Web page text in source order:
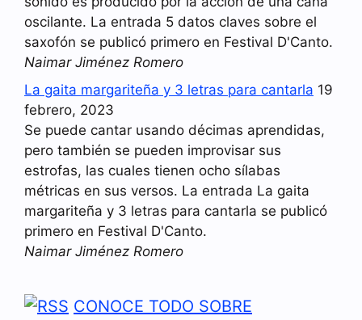
oscilante. La entrada 5 datos claves sobre el
saxofón se publicó primero en Festival D'Canto.
Naimar Jiménez Romero
La gaita margariteña y 3 letras para cantarla 19
febrero, 2023
Se puede cantar usando décimas aprendidas,
pero también se pueden improvisar sus
estrofas, las cuales tienen ocho sílabas
métricas en sus versos. La entrada La gaita
margariteña y 3 letras para cantarla se publicó
primero en Festival D'Canto.
Naimar Jiménez Romero
CONOCE TODO SOBRE